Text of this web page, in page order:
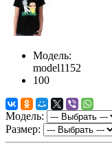
Модель:
model1152
100
Модель:
Размер: